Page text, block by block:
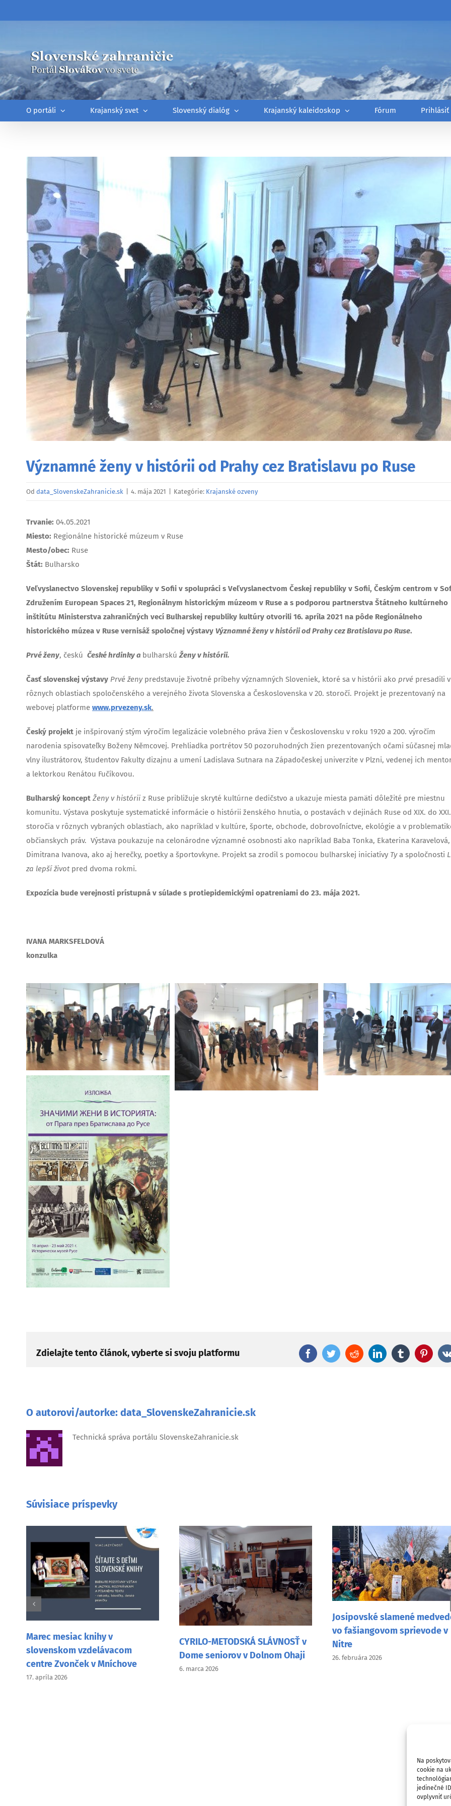
Na
cookie na
jedinečné
ovplyvniť
to
O portáli Krajanský svet Slovenský dialóg Krajanský kaleidoskop Fórum Prihlásiť
väčší
obrázok
Významné ženy v histórii od Prahy cez Bratislavu po Ruse
Od data_SlovenskeZahranicie.sk 4. mája 2021 Kategórie: Krajanské ozveny
Trvanie: 04.05.2021
Miesto: Regionálne historické múzeum v Ruse
Mesto/obec: Ruse
Štát: Bulharsko
Veľvyslanectvo Slovenskej republiky v Sofii v spolupráci s Veľvyslanectvom Českej republiky v Sofii, Českým centrom v
Združením European Spaces 21, Regionálnym historickým múzeom v Ruse a s podporou partnerstva Štátneho kultúrneho
inštitútu Ministerstva zahraničných vecí Bulharskej republiky kultúry otvorili 16. apríla 2021 na pôde Regionálneho
historického múzea v Ruse vernisáž spoločnej výstavy Významné ženy v histórii od Prahy cez Bratislavu po Ruse.
Prvé ženy, českú České hrdinky a bulharskúŽeny v histórii.
Časť slovenskej výstavy Prvé ženypredstavuje životné príbehy významných Sloveniek, ktoré sa v histórii ako prvé presadili v
rôznych oblastiach spoločenského a verejného života Slovenska a Československa v 20. storočí. Projekt je prezentovaný na
webovej platforme www.prvezeny.sk.
Český projekt je inšpirovaný stým výročím legalizácie volebného práva žien v Československu v roku 1920 a 200. výročím
narodenia spisovateľky Boženy Němcovej. Prehliadka portrétov 50 pozoruhodných žien prezentovaných očami súčasnej
vlny ilustrátorov, študentov Fakulty dizajnu a umení Ladislava Sutnara na Západočeskej univerzite v Plzni, vedenej ich
a lektorkou Renátou Fučíkovou.
Bulharský koncept Ženy v histórii z Ruse približuje skryté kultúrne dedičstvo a ukazuje miesta pamäti dôležité pre miestnu
komunitu. Výstava poskytuje systematické informácie o histórii ženského hnutia, o postavách v dejinách Ruse od XIX. do XXI.
storočia v rôznych vybraných oblastiach, ako napríklad v kultúre, športe, obchode, dobrovoľníctve, ekológie a v
občianskych práv. Výstava poukazuje na celonárodne významné osobnosti ako napríklad Baba Tonka, Ekaterina Karavelová,
Dimitrana Ivanova, ako aj herečky, poetky a športovkyne. Projekt sa zrodil s pomocou bulharskej iniciatívy Tya spoločnosti
za lepší život pred dvoma rokmi.
Expozícia bude verejnosti prístupná v súlade s protiepidemickými opatreniami do 23. mája 2021.
IVANA MARKSFELDOVÁ
konzulka
Zdielajte tento článok, vyberte si svoju platformu FacebookTwitterRedditLinkedInTumblr
O autorovi/autorke: data_SlovenskeZahranicie.sk
Technická správa portálu SlovenskeZahranicie.sk
Súvisiace príspevky
CYRILO-METODSKÁ SLÁVNOSŤ v
Dome seniorov v Dolnom Ohaji
6. marca 2026
Josipovské slamené medvede
Nitre
26. februára 2026
Návšteva Mons. Pavla
vo Vancouveri
9. februára 2026